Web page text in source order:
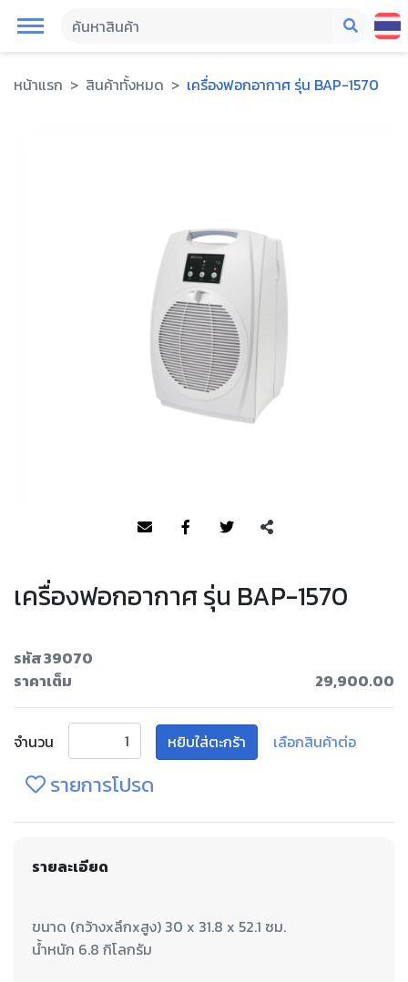
หน้าแรก สินค้าทั้งหมด เครื่องฟอกอากาศ รุ่น BAP-1570
เครื่องฟอกอากาศ รุ่น BAP-1570
รหัส 39070
ราคาเต็ม
29,900.00
จำนวน หยิบใส่ตะกร้า เลือกสินค้าต่อ
รายการโปรด
รายละเอียด
ขนาด (กว้างxลึกxสูง) 30 x 31.8 x 52.1 ซม.
น้ำหนัก 6.8 กิโลกรัม